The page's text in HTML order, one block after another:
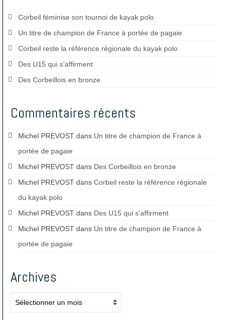
Corbeil féminise son tournoi de kayak polo
Un titre de champion de France à portée de pagaie
Corbeil reste la référence régionale du kayak polo
Des U15 qui s’affirment
Des Corbeillois en bronze
Commentaires récents
Michel PREVOST dans Un titre de champion de France à
portée de pagaie
Michel PREVOST dans Des Corbeillois en bronze
Michel PREVOST dans Corbeil reste la référence régionale
du kayak polo
Michel PREVOST dans Des U15 qui s’affirment
Michel PREVOST dans Un titre de champion de France à
portée de pagaie
Archives